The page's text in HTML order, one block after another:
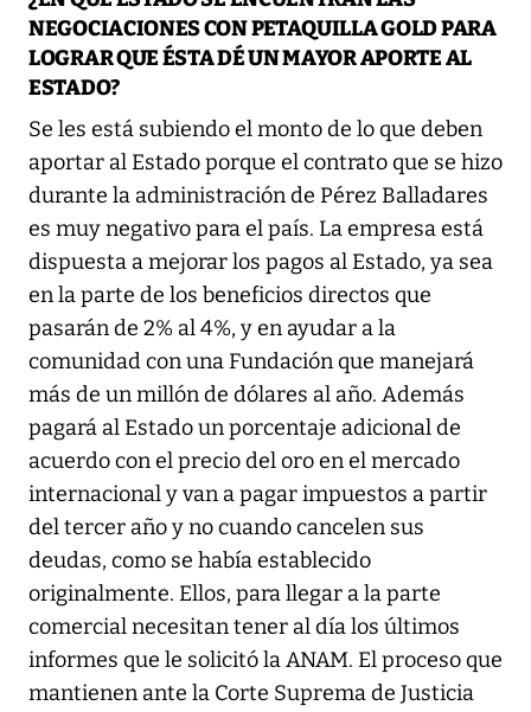
NEGOCIACIONES CON PETAQUILLA GOLD PARA
LOGRAR QUE ÉSTA DÉ UN MAYOR APORTE AL
ESTADO?
Se les está subiendo el monto de lo que deben
aportar al Estado porque el contrato que se hizo
durante la administración de Pérez Balladares
es muy negativo para el país. La empresa está
dispuesta a mejorar los pagos al Estado, ya sea
en la parte de los beneficios directos que
pasarán de 2% al 4%, y en ayudar a la
comunidad con una Fundación que manejará
más de un millón de dólares al año. Además
pagará al Estado un porcentaje adicional de
acuerdo con el precio del oro en el mercado
internacional y van a pagar impuestos a partir
del tercer año y no cuando cancelen sus
deudas, como se había establecido
originalmente. Ellos, para llegar a la parte
comercial necesitan tener al día los últimos
informes que le solicitó la ANAM. El proceso que
mantienen ante la Corte Suprema de Justicia